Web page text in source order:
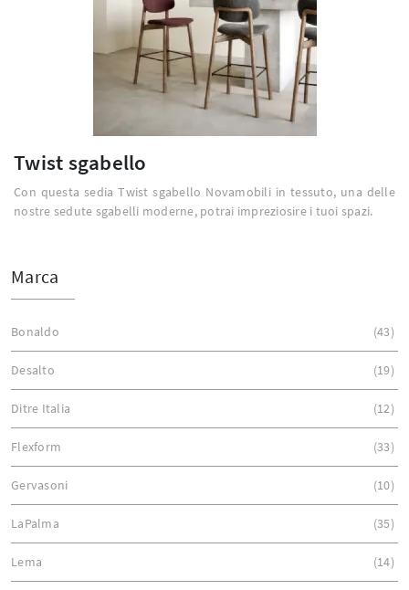
Twist sgabello
Con questa sedia Twist sgabello Novamobili in tessuto, una delle
nostre sedute sgabelli moderne, potrai impreziosire i tuoi spazi.
Marca
Bonaldo 43
Desalto 19
Ditre Italia 12
Flexform 33
Gervasoni 10
LaPalma 35
Lema 14